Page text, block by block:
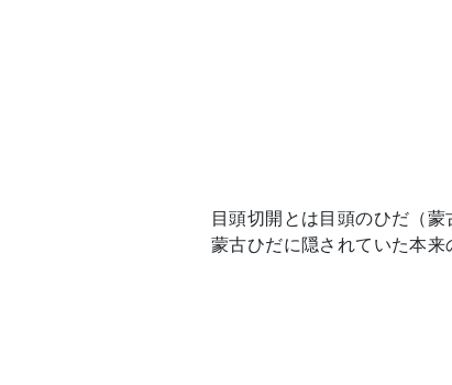
目頭切開とは目頭のひだ（
蒙古ひだに隠されていた本来